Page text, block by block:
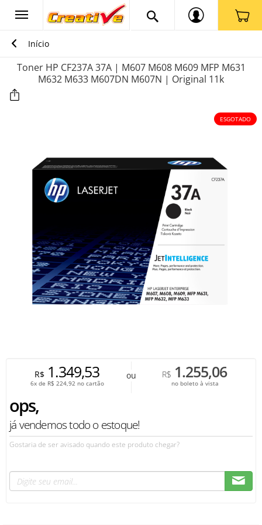
Início
Toner HP CF237A 37A | M607 M608 M609 MFP M631
M632 M633 M607DN M607N | Original 11k
ESGOTADO
R$1.349,53
6x de R$ 224,92 no cartão
ou R$1.255,06
no boleto à vista
ops,
já vendemos todo o estoque!
Gostaria de ser avisado quando este produto chegar?